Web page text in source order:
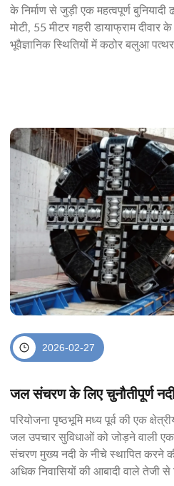
के निर्माण से जुड़ी एक महत्वपूर्ण बुनियादी
मोटी, 55 मीटर गहरी डायाफ्राम दीवार
भूवैज्ञानिक स्थितियों में कठोर बलुआ
2026-02-27
जल संचरण के लिए चुनौतीपूर्ण
परियोजना पृष्ठभूमि मध्य पूर्व की एक
जल उपचार सुविधाओं को जोड़ने वाली
संचरण मुख्य नदी के नीचे स्थापित करने
अधिक निवासियों की आबादी वाले तेजी से